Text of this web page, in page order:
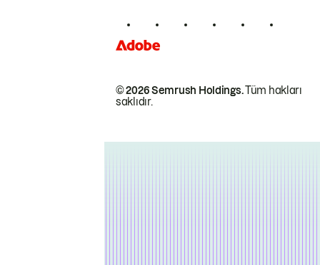
© 2026 Semrush Holdings.Tüm hakları
saklıdır.